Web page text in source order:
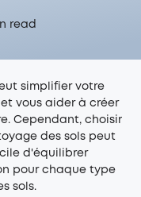
read
simplifier votre
vous aider à créer
Cependant, choisir
des sols peut
d'équilibrer
pour chaque type
sols.